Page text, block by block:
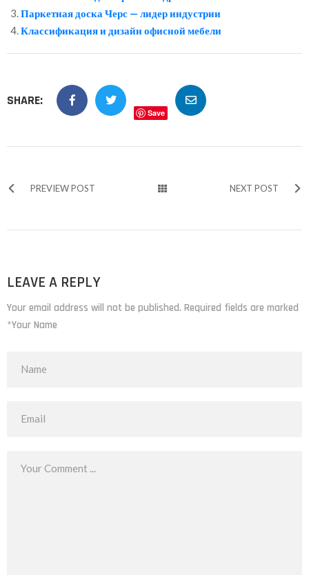
Паркетная доска Черс — лидер индустрии
Классификация и дизайн офисной мебели
SHARE:
Save
PREVIEW POST NEXT POST
LEAVE A REPLY
Your email address will not be published. Required fields are marked
*Your Name